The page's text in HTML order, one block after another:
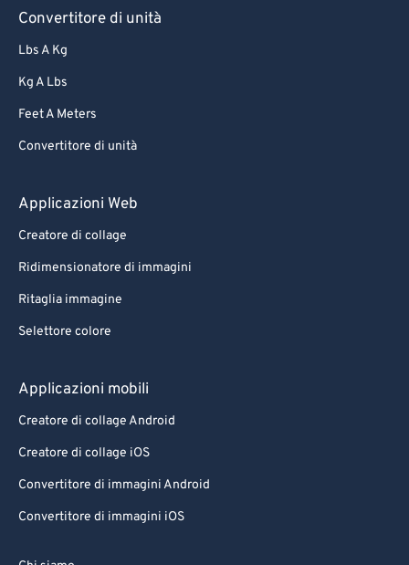
Convertitore di unità
Lbs A Kg
Kg A Lbs
Feet A Meters
Convertitore di unità
Applicazioni Web
Creatore di collage
Ridimensionatore di immagini
Ritaglia immagine
Selettore colore
Applicazioni mobili
Creatore di collage Android
Creatore di collage iOS
Convertitore di immagini Android
Convertitore di immagini iOS